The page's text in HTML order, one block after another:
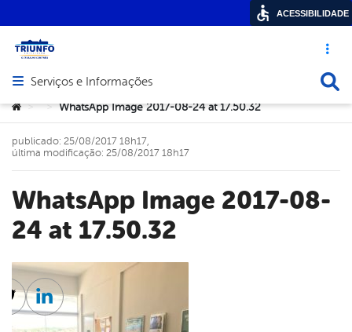
Acesso
Abrir menu principal de navegação
Serviços e Informações
Você está aqui:
> > WhatsApp Image 2017-08-24 at 17.50.32
WhatsApp Image 2017-08-
24 at 17.50.32
publicado: 25/08/2017 18h17,
última modificação: 25/08/2017 18h17
Twitter
Linkedin
ACESSIBILIDADE